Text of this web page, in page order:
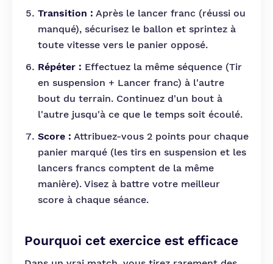
Transition : Après le lancer franc (réussi ou
manqué), sécurisez le ballon et sprintez à
toute vitesse vers le panier opposé.
Répéter : Effectuez la même séquence (Tir
en suspension + Lancer franc) à l'autre
bout du terrain. Continuez d'un bout à
l'autre jusqu'à ce que le temps soit écoulé.
Score : Attribuez-vous 2 points pour chaque
panier marqué (les tirs en suspension et les
lancers francs comptent de la même
manière). Visez à battre votre meilleur
score à chaque séance.
Pourquoi cet exercice est efficace